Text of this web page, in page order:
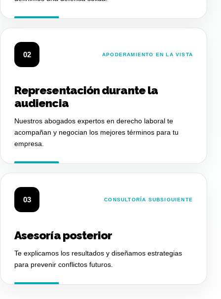
02 APODERAMIENTO EN LA VISTA
Representación durante la
audiencia
Nuestros abogados expertos en derecho laboral te
acompañan y negocian los mejores términos para tu
empresa.
03 CONSULTORÍA SUBSIGUIENTE
Asesoría posterior
Te explicamos los resultados y diseñamos estrategias
para prevenir conflictos futuros.